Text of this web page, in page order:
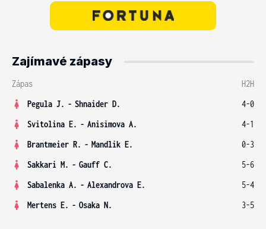
Zajímavé zápasy
Zápas
H2H
Pegula J. - Shnaider D.
4-0
Svitolina E. - Anisimova A.
4-1
Brantmeier R. - Mandlik E.
0-3
Sakkari M. - Gauff C.
5-6
Sabalenka A. - Alexandrova E.
5-4
Mertens E. - Osaka N. 3-5